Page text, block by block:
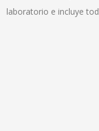
laboratorio e incluye